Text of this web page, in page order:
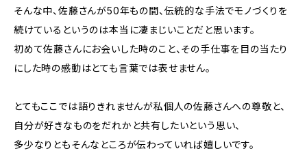
そんな中、佐藤さんが50年もの間、伝統的な手法でモノづくりを
続けているというのは本当に凄まじいことだと思います。
初めて佐藤さんにお会いした時のこと、その手仕事を目の当たり
にした時の感動はとても言葉では表せません。
とてもここでは語りきれませんが私個人の佐藤さんへの尊敬と、
自分が好きなものをだれかと共有したいという思い、
多少なりともそんなところが伝わっていれば嬉しいです。